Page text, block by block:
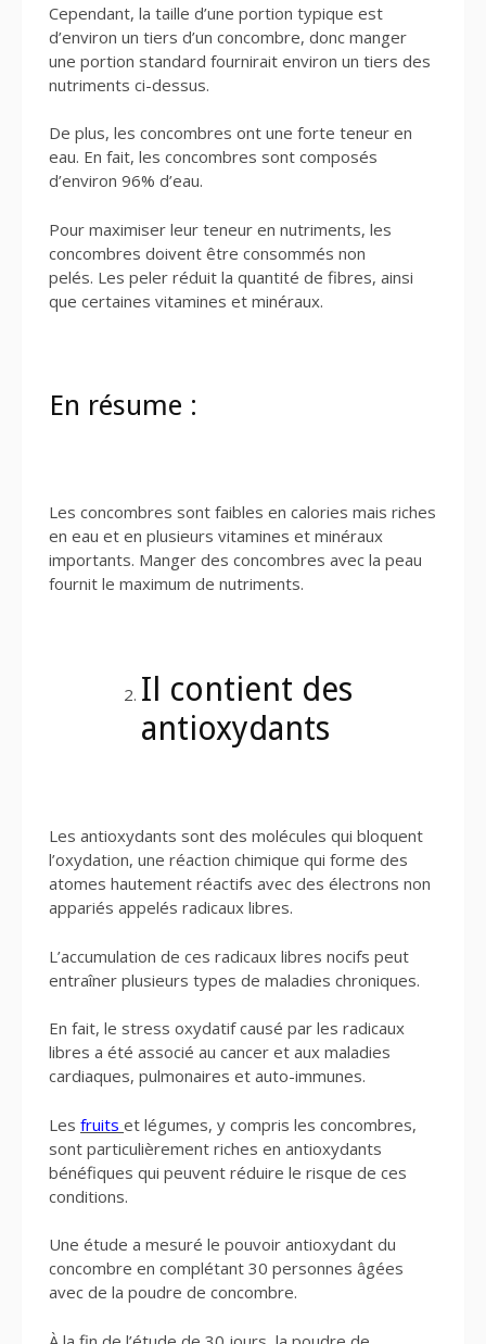
Cependant, la taille d’une portion typique est
d’environ un tiers d’un concombre, donc manger
une portion standard fournirait environ un tiers des
nutriments ci-dessus.
De plus, les concombres ont une forte teneur en
eau. En fait, les concombres sont composés
d’environ 96% d’eau.
Pour maximiser leur teneur en nutriments, les
concombres doivent être consommés non
pelés. Les peler réduit la quantité de fibres, ainsi
que certaines vitamines et minéraux.
En résume :
Les concombres sont faibles en calories mais riches
en eau et en plusieurs vitamines et minéraux
importants. Manger des concombres avec la peau
fournit le maximum de nutriments.
Il contient des
antioxydants
Les antioxydants sont des molécules qui bloquent
l’oxydation, une réaction chimique qui forme des
atomes hautement réactifs avec des électrons non
appariés appelés radicaux libres.
L’accumulation de ces radicaux libres nocifs peut
entraîner plusieurs types de maladies chroniques.
En fait, le stress oxydatif causé par les radicaux
libres a été associé au cancer et aux maladies
cardiaques, pulmonaires et auto-immunes.
Les fruits et légumes, y compris les concombres,
sont particulièrement riches en antioxydants
bénéfiques qui peuvent réduire le risque de ces
conditions.
Une étude a mesuré le pouvoir antioxydant du
concombre en complétant 30 personnes âgées
avec de la poudre de concombre.